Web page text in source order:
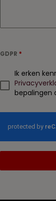
GDPR *
Ik erken
bepalingen